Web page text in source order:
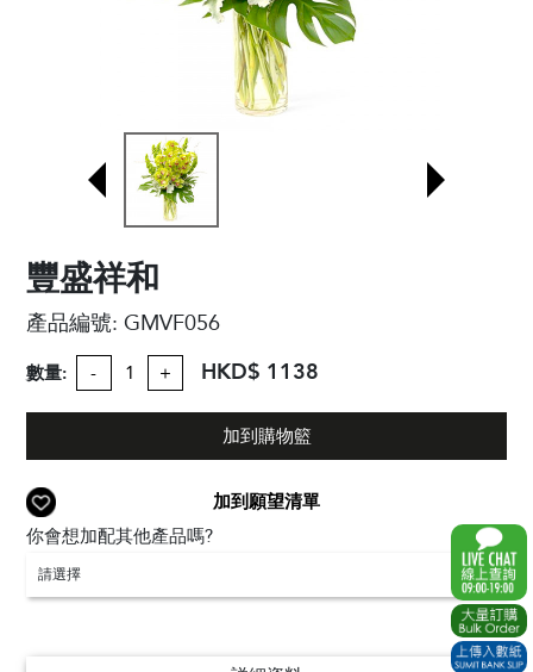
豐盛祥和
產品編號:GMVF056
數量: - + HKD$ 1138
加到購物籃
加到願望清單
你會想加配其他產品嗎?
請選擇